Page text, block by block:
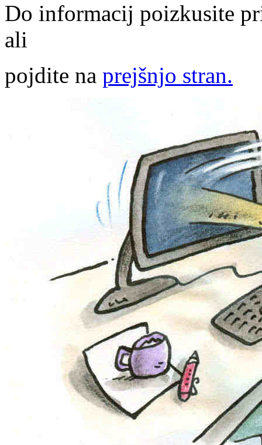
Do informacij poizkusite
ali
pojdite na prejšnjo stran.